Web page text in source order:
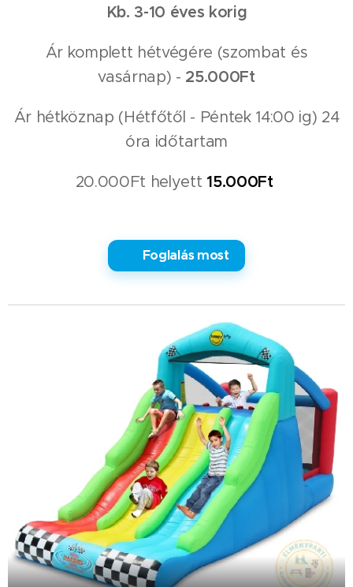
Kb. 3-10 éves korig
Ár komplett hétvégére (szombat és
vasárnap) - 25.000Ft
Ár hétköznap (Hétfőtől - Péntek 14:00 ig) 24
óra időtartam
20.000Ft helyett 15.000Ft
✅ Foglalás most